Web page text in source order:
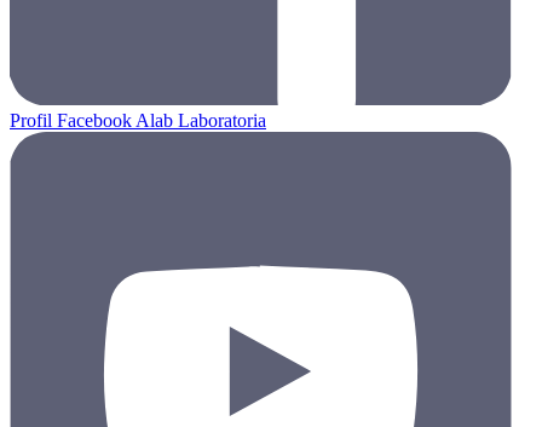
Profil Facebook Alab Laboratoria